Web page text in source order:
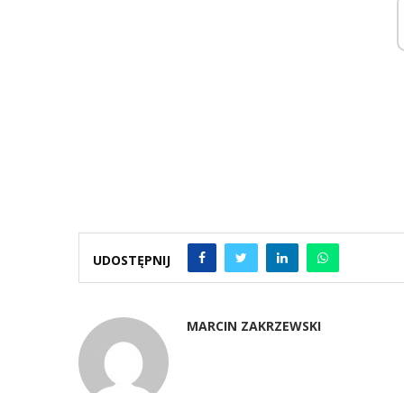
UDOSTĘPNIJ
MARCIN ZAKRZEWSKI